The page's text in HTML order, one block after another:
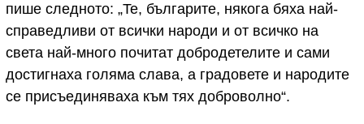
пише следното: „Te, българите, някога бяха най-
справедливи от всички народи и от всичко на
света най-много почитат добродетелите и сами
достигнаха голяма слава, а градовете и народите
се присъединяваха към тях доброволно“.